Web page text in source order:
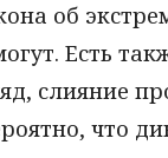
об
Есть
слияние
что